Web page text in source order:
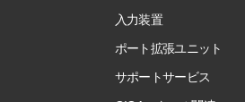
入力装置
ポート拡張ユニット
サポートサービス